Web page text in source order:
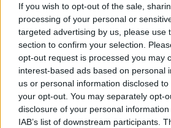
If you wish to opt-out of the sale,
processing of your personal or
targeted advertising by us, please use
section to confirm your selection.
opt-out request is processed you may
interest-based ads based on personal
us or personal information disclosed
your opt-out. You may separately opt-
disclosure of your personal
IAB’s list of downstream participants.
多，但也需要在麦克风前加以改
多敌人，且理由充分。
Image
4. 拉斐尔·何达尔仍在展示世代才
失败等同于学习，尤其是当你在